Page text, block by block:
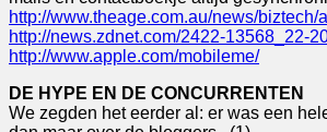
http://www.theage.com.au/news/
http://news.zdnet.com/2422-13568_22-
http://www.apple.com/mobileme/
DE HYPE EN DE CONCURRENTEN
We zegden het eerder al: er was een